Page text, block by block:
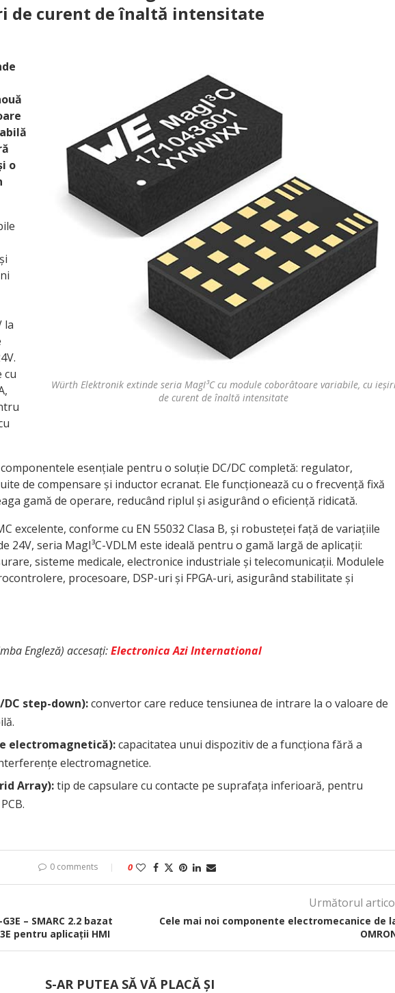
de curent de înaltă intensitate
Würth Elektronik extinde seria MagI³C cu module coborâtoare variabile, cu
de curent de înaltă intensitate
o
la
cu
esențiale pentru o soluție DC/DC completă: regulator,
de compensare și inductor ecranat. Ele funcționează cu o frecvență fixă
gamă de operare, reducând riplul și asigurând o eficiență ridicată.
excelente, conforme cu EN 55032 Clasa B, și robusteței față de variațiile
24V, seria MagI³C-VDLM este ideală pentru o gamă largă de aplicații:
sisteme medicale, electronice industriale și telecomunicații. Modulele
procesoare, DSP-uri și FPGA-uri, asigurând stabilitate și
Engleză) accesați:Electronica Azi International
step-down):convertor care reduce tensiunea de intrare la o valoare de
electromagnetică):capacitatea unui dispozitiv de a funcționa fără a
electromagnetice.
Array):tip de capsulare cu contacte pe suprafața inferioară, pentru
0 comments 0
– SMARC 2.2 bazat
pentru aplicații HMI
Următorul
Cele mai noi componente electromecanice de
S-AR PUTEA SĂ VĂ PLACĂ ȘI